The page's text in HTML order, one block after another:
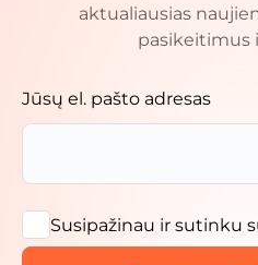
aktualiausias
pasikeitimus
Jūsų el. pašto adresas
Susipažinau ir sutinku